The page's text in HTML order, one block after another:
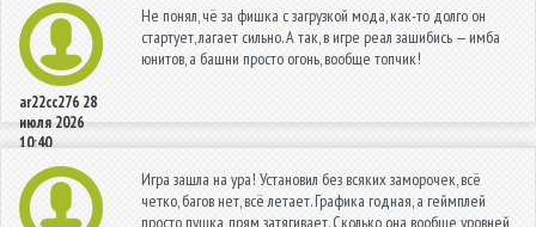
ar22cc276 28
июля 2026
10:40
Не понял, чё за фишка с загрузкой мода, как-то долго он
стартует, лагает сильно. А так, в игре реал зашибись — имба
юнитов, а башни просто огонь, вообще топчик!
Игра зашла на ура! Установил без всяких заморочек, всё
четко, багов нет, всё летает. Графика годная, а геймплей
просто пушка, прям затягивает. Сколько она вообще уровней